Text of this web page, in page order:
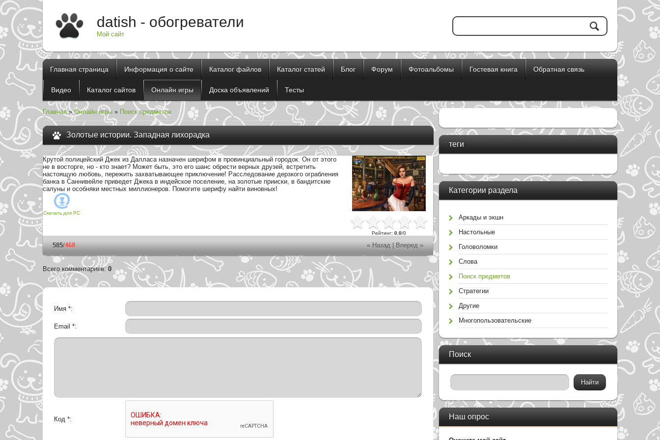
datish - обогреватели
Мой сайт
Главная страница Информация о сайте Каталог файлов Каталог статей Блог Форум Фотоальбомы Гостевая книга Обратная связь
Видео Каталог сайтов Онлайн игры Доска объявлений Тесты
Главная»Онлайн игры » Поиск предметов
Золотые истории. Западная лихорадка
Крутой полицейский Джек из Далласа назначен шерифом в провинциальный городок. Он от этого
не в восторге, но - кто знает? Может быть, это его шанс обрести верных друзей, встретить
настоящую любовь, пережить захватывающее приключение! Расследование дерзкого ограбления
банка в Саннивейле приведет Джека в индейское поселение, на золотые прииски, в бандитские
салуны и особняки местных миллионеров. Помогите шерифу найти виновных!
Скачать для PC
Рейтинг: 0.0/0
« Назад|Вперед »
585/468
Всего комментариев: 0
Имя *:
Email *:
Код *:
теги
Категории раздела
Аркады и экшн
Настольные
Головоломки
Слова
Поиск предметов
Стратегии
Другие
Многопользовательские
Поиск
Наш опрос